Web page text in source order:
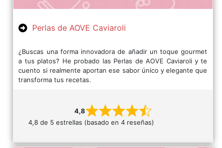
Perlas de AOVE Caviaroli
¿Buscas una forma innovadora de añadir un toque gourmet
a tus platos? He probado las Perlas de AOVE Caviaroli y te
cuento si realmente aportan ese sabor único y elegante que
transforma tus recetas.
4,8
4,8 de 5 estrellas (basado en 4 reseñas)